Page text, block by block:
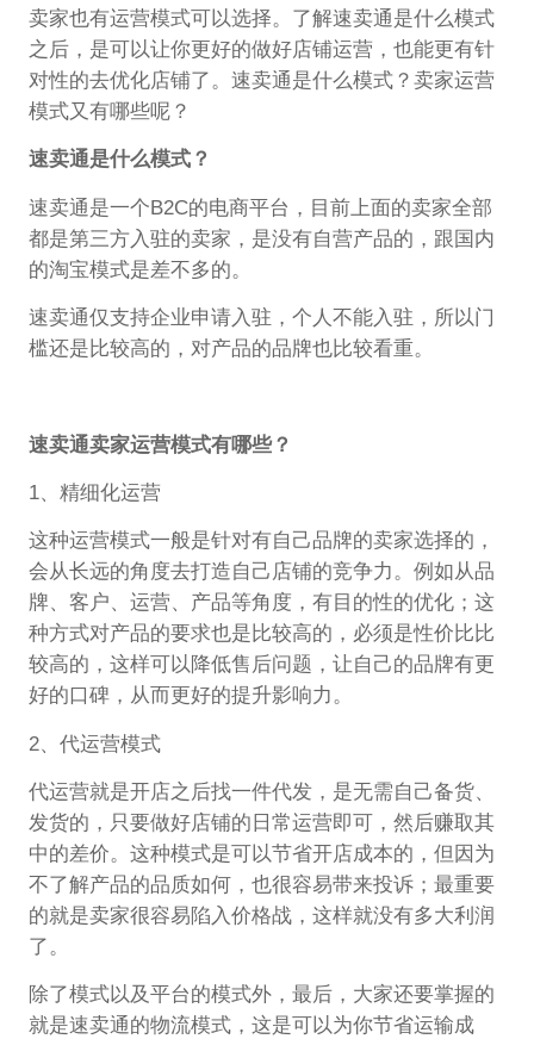
卖家也有运营模式可以选择。了解速卖通是什么模式
之后，是可以让你更好的做好店铺运营，也能更有针
对性的去优化店铺了。速卖通是什么模式？卖家运营
模式又有哪些呢？
速卖通是什么模式？
速卖通是一个B2C的电商平台，目前上面的卖家全部
都是第三方入驻的卖家，是没有自营产品的，跟国内
的淘宝模式是差不多的。
速卖通仅支持企业申请入驻，个人不能入驻，所以门
槛还是比较高的，对产品的品牌也比较看重。
速卖通卖家运营模式有哪些？
1、精细化运营
这种运营模式一般是针对有自己品牌的卖家选择的，
会从长远的角度去打造自己店铺的竞争力。例如从品
牌、客户、运营、产品等角度，有目的性的优化；这
种方式对产品的要求也是比较高的，必须是性价比比
较高的，这样可以降低售后问题，让自己的品牌有更
好的口碑，从而更好的提升影响力。
2、代运营模式
代运营就是开店之后找一件代发，是无需自己备货、
发货的，只要做好店铺的日常运营即可，然后赚取其
中的差价。这种模式是可以节省开店成本的，但因为
不了解产品的品质如何，也很容易带来投诉；最重要
的就是卖家很容易陷入价格战，这样就没有多大利润
了。
除了模式以及平台的模式外，最后，大家还要掌握的
就是速卖通的物流模式，这是可以为你节省运输成